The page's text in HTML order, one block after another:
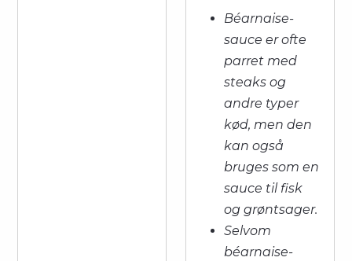
Béarnaise-
sauce er ofte
parret med
steaks og
andre typer
kød, men den
kan også
bruges som en
sauce til fisk
og grøntsager.
Selvom
béarnaise-